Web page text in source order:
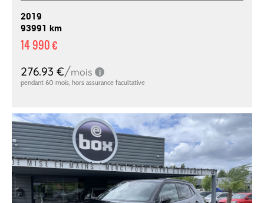
2019
93991 km
14 990 €